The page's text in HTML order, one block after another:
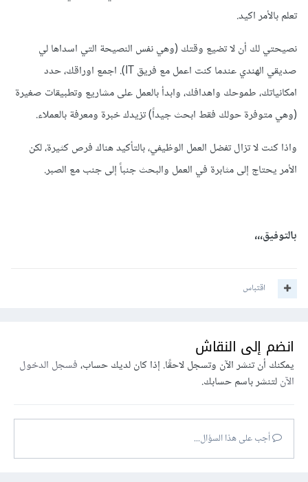
تعلم بالأمر اكيد.
نصيحتي لك أن لا تضيع وقتك (وهي نفس النصيحة التي اسداها لي
صديقي الهندي عندما كنت اعمل مع فريق IT). اجمع اوراقك، حدد
امكانياتك، طموحك واهدافك، وابدأ بالعمل على مشاريع وتطبيقات صغيرة
(وهي متوفرة حولك فقط ابحث جيداً) تزيدك خبرة ومعرفة بالعملاء.
واذا كنت لا تزال تفضل العمل الوظيفي، بالتأكيد هناك فرص كثيرة، لكن
الأمر يحتاج إلى مثابرة في العمل والبحث جنباً إلى جنب مع الصبر.
بالتوفيق،،،
اقتباس
انضم إلى النقاش
يمكنك أن تنشر الآن وتسجل لاحقًا. إذا كان لديك حساب،فسجل الدخول
الآنلتنشر باسم حسابك.
أجب على هذا السؤال...